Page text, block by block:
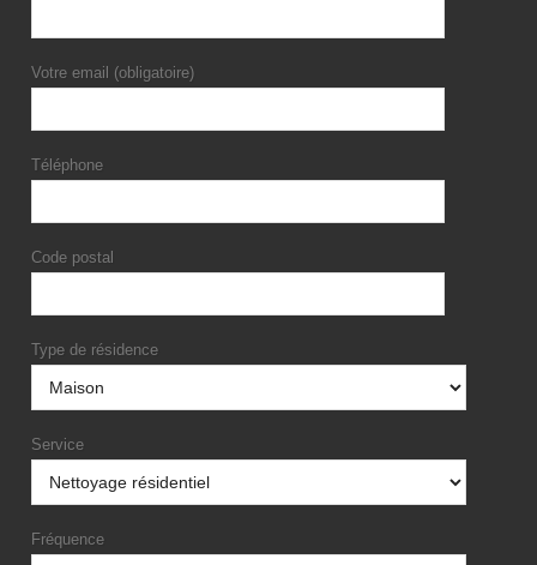
Votre email (obligatoire)
Téléphone
Code postal
Type de résidence
Service
Fréquence